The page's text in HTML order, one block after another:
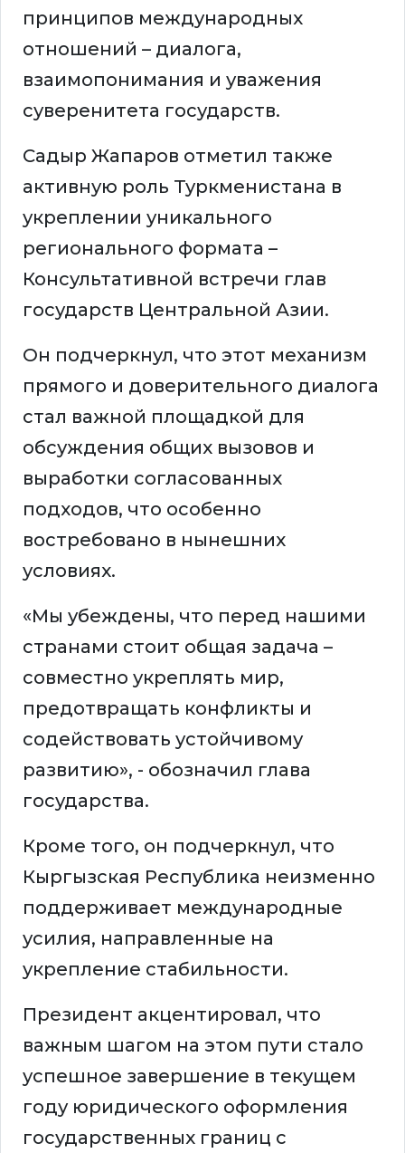
принципов международных
отношений – диалога,
взаимопонимания и уважения
суверенитета государств.
Садыр Жапаров отметил также
активную роль Туркменистана в
укреплении уникального
регионального формата –
Консультативной встречи глав
государств Центральной Азии.
Он подчеркнул, что этот механизм
прямого и доверительного диалога
стал важной площадкой для
обсуждения общих вызовов и
выработки согласованных
подходов, что особенно
востребовано в нынешних
условиях.
«Мы убеждены, что перед нашими
странами стоит общая задача –
совместно укреплять мир,
предотвращать конфликты и
содействовать устойчивому
развитию», - обозначил глава
государства.
Кроме того, он подчеркнул, что
Кыргызская Республика неизменно
поддерживает международные
усилия, направленные на
укрепление стабильности.
Президент акцентировал, что
важным шагом на этом пути стало
успешное завершение в текущем
году юридического оформления
государственных границ с